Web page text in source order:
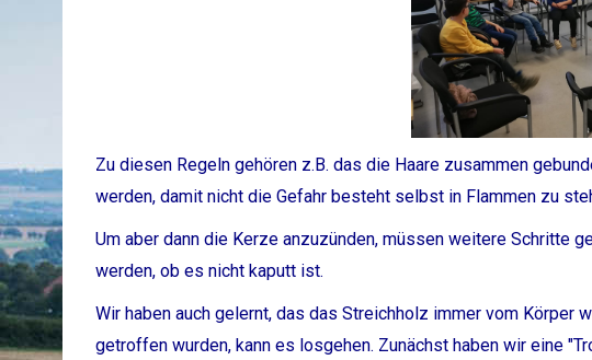
Zu diesen Regeln gehören z.B. das die Haare zusammen
werden, damit nicht die Gefahr besteht selbst in Flammen zu
Um aber dann die Kerze anzuzünden, müssen weitere Schritte
werden, ob es nicht kaputt ist.
Wir haben auch gelernt, das das Streichholz immer vom Körper
getroffen wurden, kann es losgehen. Zunächst haben wir eine